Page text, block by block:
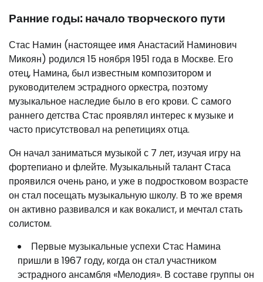
Ранние годы: начало творческого пути
Стас Намин (настоящее имя Анастасий Наминович
Микоян) родился 15 ноября 1951 года в Москве. Его
отец, Намина, был известным композитором и
руководителем эстрадного оркестра, поэтому
музыкальное наследие было в его крови. С самого
раннего детства Стас проявлял интерес к музыке и
часто присутствовал на репетициях отца.
Он начал заниматься музыкой с 7 лет, изучая игру на
фортепиано и флейте. Музыкальный талант Стаса
проявился очень рано, и уже в подростковом возрасте
он стал посещать музыкальную школу. В то же время
он активно развивался и как вокалист, и мечтал стать
солистом.
Первые музыкальные успехи Стас Намина
пришли в 1967 году, когда он стал участником
эстрадного ансамбля «Мелодия». В составе группы он